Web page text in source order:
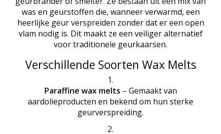
was en geurstoffen die, wanneer verwarmd, een
heerlijke geur verspreiden zonder dat er een open
vlam nodig is. Dit maakt ze een veiliger alternatief
voor traditionele geurkaarsen.
Verschillende Soorten Wax Melts
Paraffine wax melts – Gemaakt van
aardolieproducten en bekend om hun sterke
geurverspreiding.